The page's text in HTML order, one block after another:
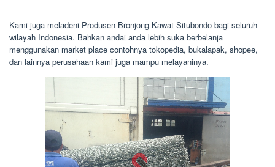
Kami juga meladeni Produsen Bronjong Kawat Situbondo bagi seluruh
wilayah Indonesia. Bahkan andai anda lebih suka berbelanja
menggunakan market place contohnya tokopedia, bukalapak, shopee,
dan lainnya perusahaan kami juga mampu melayaninya.